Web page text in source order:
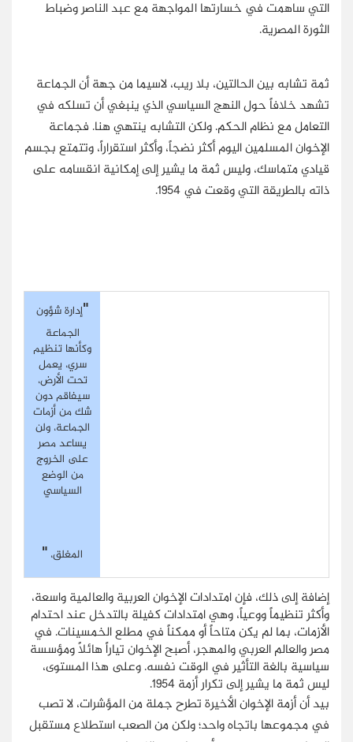
التي ساهمت في خسارتها المواجهة مع عبد الناصر وضباط
الثورة المصرية.
ثمة تشابه بين الحالتين، بلا ريب، لاسيما من جهة أن الجماعة
تشهد خلافاً حول النهج السياسي الذي ينبغي أن تسلكه في
التعامل مع نظام الحكم. ولكن التشابه ينتهي هنا. فجماعة
الإخوان المسلمين اليوم أكثر نضجاً، وأكثر استقراراً، وتتمتع بجسم
قيادي متماسك، وليس ثمة ما يشير إلى إمكانية انقسامه على
ذاته بالطريقة التي وقعت في 1954.
"إدارة شؤون
الجماعة
وكأنها تنظيم
سري، يعمل
تحت الأرض،
سيفاقم دون
شك من أزمات
الجماعة، ولن
يساعد مصر
على الخروج
من الوضع
السياسي
المغلق، "
إضافة إلى ذلك، فإن امتدادات الإخوان العربية والعالمية واسعة،
وأكثر تنظيماً ووعياً، وهي امتدادات كفيلة بالتدخل عند احتدام
الأزمات، بما لم يكن متاحاً أو ممكناً في مطلع الخمسينات. في
مصر والعالم العربي والمهجر، أصبح الإخوان تياراً هائلاً ومؤسسة
سياسية بالغة التأثير في الوقت نفسه. وعلى هذا المستوى،
ليس ثمة ما يشير إلى تكرار أزمة 1954.
بيد أن أزمة الإخوان الأخيرة تطرح جملة من المؤشرات، لا تصب
في مجموعها باتجاه واحد؛ ولكن من الصعب استطلاع مستقبل